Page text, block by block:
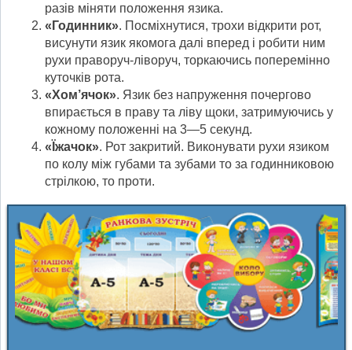
разів міняти поло­ження язика.
«Годинник». Посміхнутися, трохи відкрити рот,
висунути язик якомога далі вперед і робити ним
рухи праворуч-ліворуч, торкаючись поперемінно
куточків рота.
«Хом’ячок». Язик без напруження почергово
впирається в праву та ліву щоки, затримуючись у
кожному положенні на 3—5 секунд.
«Їжачок». Рот закритий. Виконувати рухи язиком
по колу між губами та зуба­ми то за годинниковою
стрілкою, то проти.